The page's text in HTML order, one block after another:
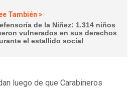
También >
de la Niñez: 1.314 niños
vulnerados en sus derechos
el estallido social
luego de que Carabineros